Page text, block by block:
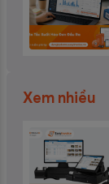
Xem nhiều